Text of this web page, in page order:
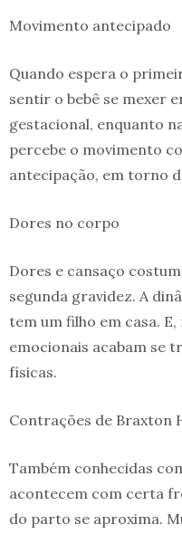
Movimento antecipado
Quando espera o
sentir o bebê se mexer
gestacional, enquanto
percebe o movimento
antecipação, em torno
Dores no corpo
Dores e cansaço
segunda gravidez. A
tem um filho em casa.
emocionais acabam se
físicas.
Contrações de Braxton
Também conhecidas
acontecem com certa
do parto se aproxima.